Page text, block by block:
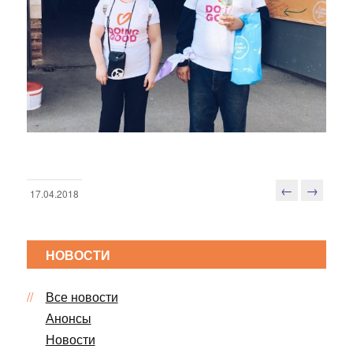
17.04.2018
в
а
← →
НОВОСТИ
Все новости
Анонсы
Новости